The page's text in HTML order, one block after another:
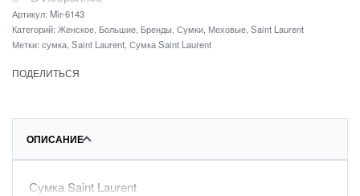
Артикул: Mir-6143
Категорий: Женское Большие Бренды Сумки Меховые Saint Laurent
Метки: сумка Saint Laurent Сумка Saint Laurent
ПОДЕЛИТЬСЯ
ОПИСАНИЕ
Сумка Saint Laurent